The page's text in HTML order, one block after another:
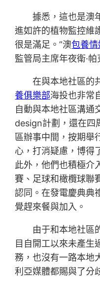
據悉，這也是澳年
進如許的植物監控維
很是滿足。”澳包養
監管局主席年夜衛·帕
在與本地社區的
養俱樂部海投也非常
自動與本地社區溝通
design計劃，還在四
區辦事中間，按期舉
心，打消疑慮，博得
此外，他們也積極介
賽、足球和橄欖球聯
認同。在發電慶典典
覺趕來餐與加入。
由于和本地社區的
目自開工以來未產生
務，也沒有一路本地
利亞媒體都賜與了分